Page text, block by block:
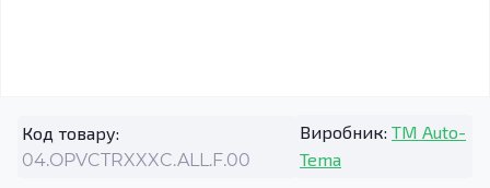
Код товару:
04.OPVCTRXXXC.ALL.F.00
Виробник: TM Auto-
Tema